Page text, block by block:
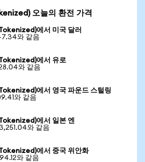
오늘의 환전 가격
에서 미국 달러
와 같음
에서 유로
와 같음
에서 영국 파운드 스털링
와 같음
에서 일본 엔
와 같음
에서 중국 위안화
와 같음